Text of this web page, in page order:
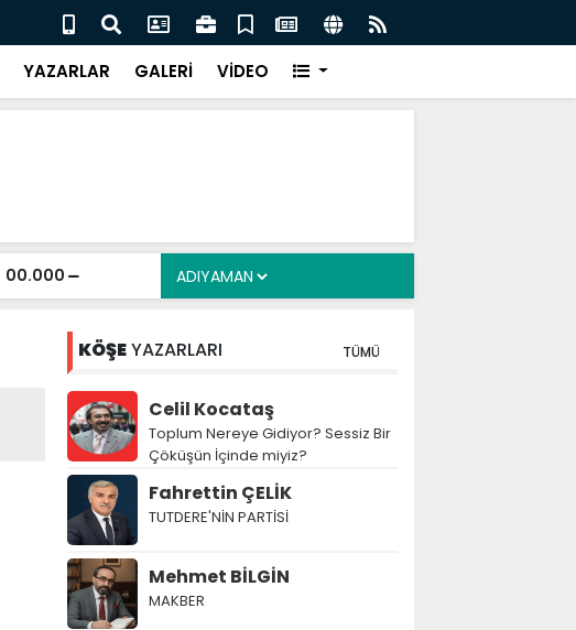
Cevdet Yılmaz: Nitelikli İnsan Kaynağı İçin Milli Yetkinlik Hamlesi
YAZARLAR GALERİ VİDEO
00.000
KÖŞEYAZARLARI TÜMÜ
Celil Kocataş
Toplum Nereye Gidiyor? Sessiz Bir
Çöküşün İçinde miyiz?
Fahrettin ÇELİK
TUTDERE'NİN PARTİSİ
Mehmet BİLGİN
MAKBER